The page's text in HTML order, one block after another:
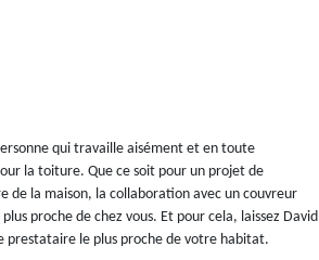
qui travaille aisément et en toute
la toiture. Que ce soit pour un projet de
de la maison, la collaboration avec un couvreur
proche de chez vous. Et pour cela, laissez David
prestataire le plus proche de votre habitat.